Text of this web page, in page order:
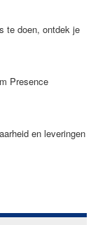
te doen, ontdek je
Presence
en leveringen